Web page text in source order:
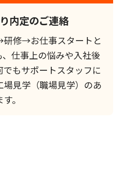
内定のご連絡
修→お仕事スタートと
仕事上の悩みや入社後
もサポートスタッフに
場見学（職場見学）のあ
。